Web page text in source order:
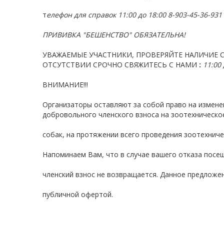
телефон для справок 11:00 до 18:00 8-903-45-36-931
ПРИВИВКА "БЕШЕНСТВО" ОБЯЗАТЕЛЬНА!
УВАЖАЕМЫЕ УЧАСТНИКИ, ПРОВЕРЯЙТЕ НАЛИЧИЕ
ОТСУТСТВИИ СРОЧНО СВЯЖИТЕСЬ С НАМИ :
ВНИМАНИЕ!!!
Организаторы оставляют за собой право на
добровольного членского взноса на
собак, на протяжении всего проведения
Напоминаем Вам, что в случае вашего отказа
членский взнос не возвращается. Данное
публичной офертой.